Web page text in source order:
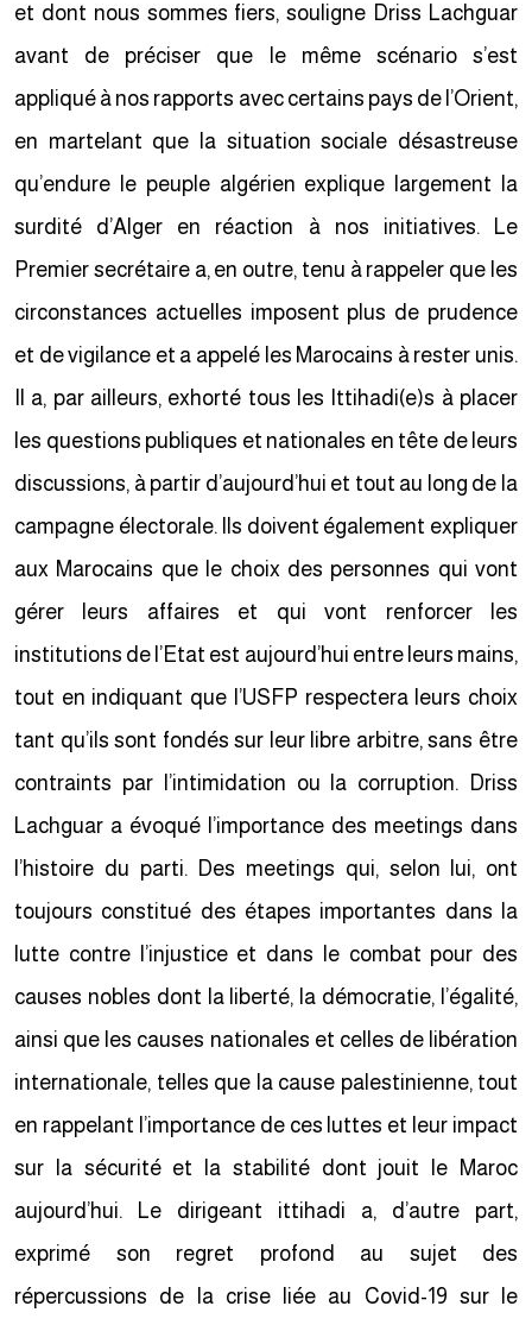
et dont nous sommes fiers, souligne Driss Lachguar
avant de préciser que le même scénario s’est
appliqué à nos rapports avec certains pays de l’Orient,
en martelant que la situation sociale désastreuse
qu’endure le peuple algérien explique largement la
surdité d’Alger en réaction à nos initiatives. Le
Premier secrétaire a, en outre, tenu à rappeler que les
circonstances actuelles imposent plus de prudence
et de vigilance et a appelé les Marocains à rester unis.
Il a, par ailleurs, exhorté tous les Ittihadi(e)s à placer
les questions publiques et nationales en tête de leurs
discussions, à partir d’aujourd’hui et tout au long de la
campagne électorale. Ils doivent également expliquer
aux Marocains que le choix des personnes qui vont
gérer leurs affaires et qui vont renforcer les
institutions de l’Etat est aujourd’hui entre leurs mains,
tout en indiquant que l’USFP respectera leurs choix
tant qu’ils sont fondés sur leur libre arbitre, sans être
contraints par l’intimidation ou la corruption. Driss
Lachguar a évoqué l’importance des meetings dans
l’histoire du parti. Des meetings qui, selon lui, ont
toujours constitué des étapes importantes dans la
lutte contre l’injustice et dans le combat pour des
causes nobles dont la liberté, la démocratie, l’égalité,
ainsi que les causes nationales et celles de libération
internationale, telles que la cause palestinienne, tout
en rappelant l’importance de ces luttes et leur impact
sur la sécurité et la stabilité dont jouit le Maroc
aujourd’hui. Le dirigeant ittihadi a, d’autre part,
exprimé son regret profond au sujet des
répercussions de la crise liée au Covid-19 sur le